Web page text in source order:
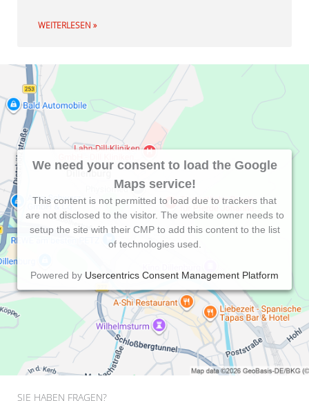
WEITERLESEN »
We need your consent to load the Google
Maps service!
This content is not permitted to load due to trackers that
are not disclosed to the visitor. The website owner needs to
setup the site with their CMP to add this content to the list
of technologies used.
Powered by Usercentrics Consent Management Platform
SIE HABEN FRAGEN?